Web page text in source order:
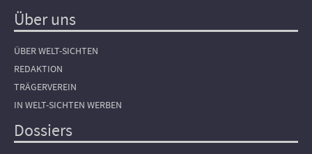
Über uns
ÜBER WELT-SICHTEN
REDAKTION
TRÄGERVEREIN
IN WELT-SICHTEN WERBEN
Dossiers